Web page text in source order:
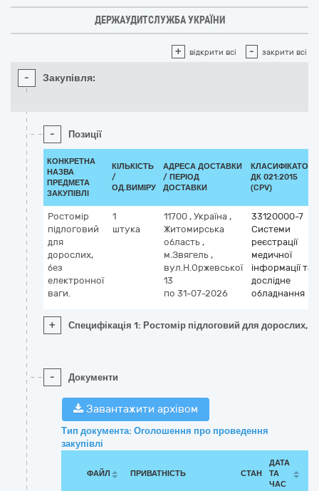
ДЕРЖАУДИТСЛУЖБА УКРАЇНИ
+ відкрити всі - закрити всі
- Закупівля:
- Позиції
КОНКРЕТНА
НАЗВА
ПРЕДМЕТА
ЗАКУПІВЛІ
КІЛЬКІСТЬ
/
ОД.ВИМІРУ
АДРЕСА ДОСТАВКИ
/ ПЕРІОД
ДОСТАВКИ
КЛАСИФІКАТОР
ДК 021:2015
(CPV)
Ростомір
підлоговий
для
дорослих,
без
електронної
ваги.
1
штука
11700 , Україна ,
Житомирська
область ,
м.Звягель ,
вул.Н.Оржевської
13
по 31-07-2026
33120000-7
Системи
реєстрації
медичної
інформації та
дослідне
обладнання
+ Специфікація 1: Ростомір підлоговий для дорослих,
- Документи
Завантажити архівом
Тип документа: Оголошення про проведення
закупівлі
ФАЙЛ ПРИВАТНІСТЬ СТАН
ДАТА
ТА
ЧАС